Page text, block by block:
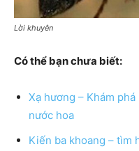
Lời khuyên
Có thể bạn chưa biết:
Xạ hương – Khám
nước hoa
Kiến ba khoang – tìm